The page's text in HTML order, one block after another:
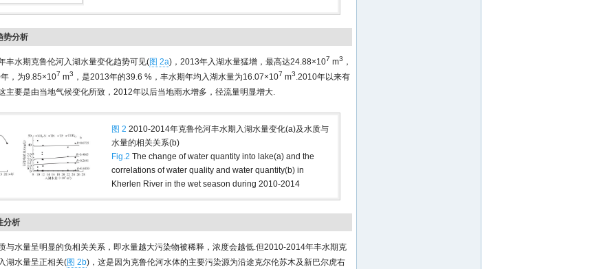
势分析
丰水期克鲁伦河入湖水量变化趋势可见(图 2a)，2013年入湖水量猛增，最高达24.88×107 m3 ，
，为9.85×107 m3 ，是2013年的39.6 %，丰水期年均入湖水量为16.07×107 m3.2010年以来有
主要是由当地气候变化所致，2012年以后当地雨水增多，径流量明显增大.
图 2 2010-2014年克鲁伦河丰水期入湖水量变化(a)及水质与
水量的相关关系(b)
Fig.2 The change of water quantity into lake(a) and the
correlations of water quality and water quantity(b) in
Kherlen River in the wet season during 2010-2014
分析
与水量呈明显的负相关关系，即水量越大污染物被稀释，浓度会越低.但2010-2014年丰水期克
湖水量呈正相关(图 2b)，这是因为克鲁伦河水体的主要污染源为沿途克尔伦苏木及新巴尔虎右